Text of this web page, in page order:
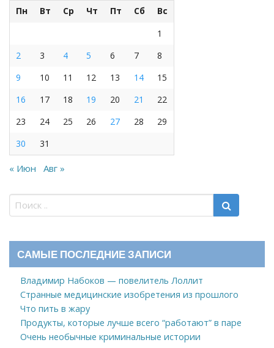
Пн Вт Ср Чт Пт Сб
Вс
1
2
3 4 5 6 7
8
9
10 11 12 13 14
15
16
17 18 19 20 21
22
23
24 25 26 27 28
29
30
31
« Июн Авг »
САМЫЕ ПОСЛЕДНИЕ ЗАПИСИ
Владимир Набоков — повелитель Лоллит
Странные медицинские изобретения из прошлого
Что пить в жару
Продукты, которые лучше всего “работают” в паре
Очень необычные криминальные истории